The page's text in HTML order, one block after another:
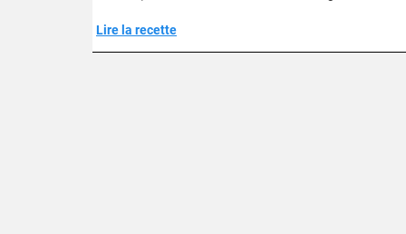
Lire la recette